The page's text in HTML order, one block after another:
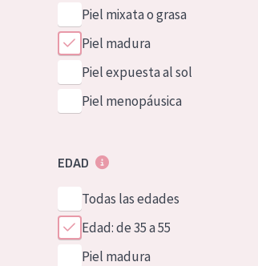
Piel mixata o grasa
Piel madura
Piel expuesta al sol
Piel menopáusica
EDAD
Todas las edades
Edad: de 35 a 55
Piel madura